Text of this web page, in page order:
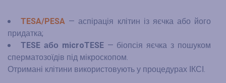
TESA/PESA — аспірація клітин із яєчка або його
придатка;
TESE або microTESE— біопсія яєчка з пошуком
сперматозоїдів під мікроскопом.
Отримані клітини використовують у процедурах ІКСІ.